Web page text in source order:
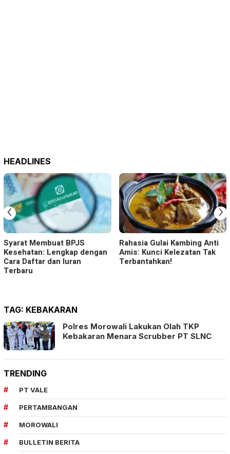
HEADLINES
Syarat Membuat BPJS
Kesehatan: Lengkap dengan
Cara Daftar dan Iuran
Terbaru
Rahasia Gulai Kambing Anti
Amis: Kunci Kelezatan Tak
Terbantahkan!
‹ ›
TAG: KEBAKARAN
Polres Morowali Lakukan Olah TKP
Kebakaran Menara Scrubber PT SLNC
TRENDING
PT VALE
PERTAMBANGAN
MOROWALI
BULLETIN BERITA